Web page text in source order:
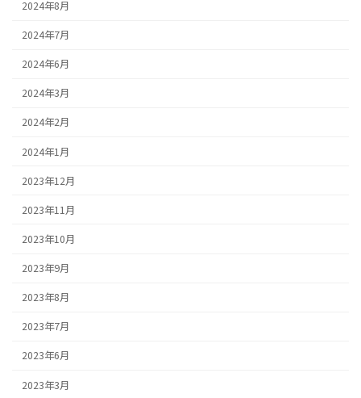
2024年8月
2024年7月
2024年6月
2024年3月
2024年2月
2024年1月
2023年12月
2023年11月
2023年10月
2023年9月
2023年8月
2023年7月
2023年6月
2023年3月